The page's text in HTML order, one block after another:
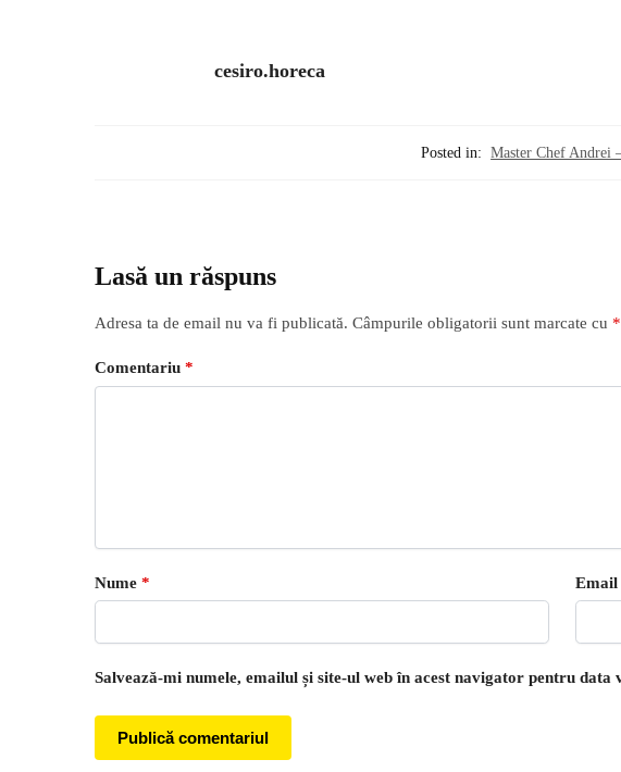
cesiro.horeca
Posted in: Master Chef Andrei
Lasă un răspuns
Adresa ta de email nu va fi publicată. Câmpurile obligatorii sunt marcate cu *
Comentariu *
Nume * Email
Salvează-mi numele, emailul și site-ul web în acest navigator pentru data